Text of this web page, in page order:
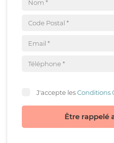
J'accepte lesConditions
Être rappelé